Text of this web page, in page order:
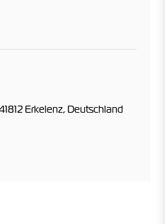
Erkelenz, Deutschland